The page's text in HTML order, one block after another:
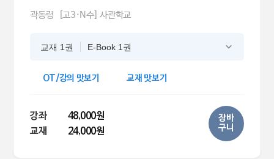
곽동령 [고3·N수] 사관학교
교재 1권 E-Book 1권
OT/강의 맛보기 교재 맛보기
강좌
48,000원
교재
24,000원
장바
구니